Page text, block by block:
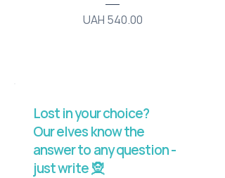
Price
UAH 540.00
Lost in your choice?
Our elves know the
answer to any question -
just write 🧝